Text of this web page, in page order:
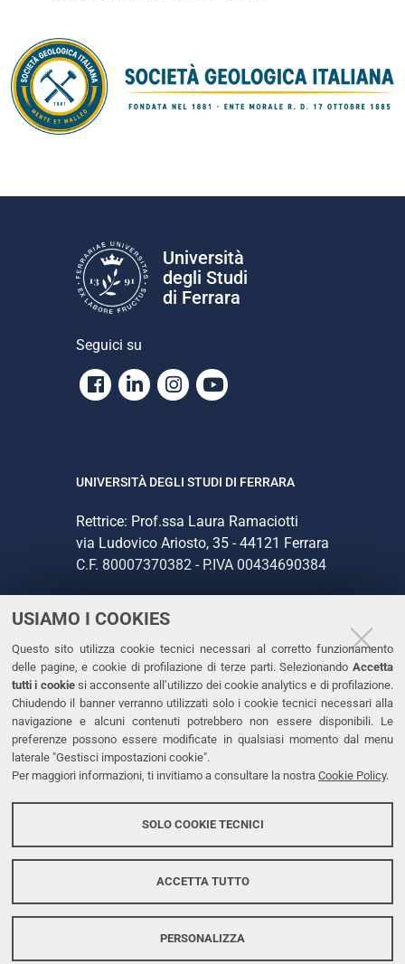
USIAMO I COOKIES
Questo sito utilizza cookie tecnici necessari al corretto funzionamento
delle pagine, e cookie di profilazione di terze parti. Selezionando Accetta
tutti i cookiesi acconsente all’utilizzo dei cookie analytics e di profilazione.
Chiudendo il banner verranno utilizzati solo i cookie tecnici necessari alla
navigazione e alcuni contenuti potrebbero non essere disponibili. Le
preferenze possono essere modificate in qualsiasi momento dal menu
laterale "Gestisci impostazioni cookie".
Per maggiori informazioni, ti invitiamo a consultare la nostra Cookie Policy.
SOLO COOKIE TECNICI
ACCETTA TUTTO
PERSONALIZZA
Università
degli Studi
di Ferrara
Seguici su
Facebook
LinkedinInstagram
Youtube
UNIVERSITÀ DEGLI STUDI DI FERRARA
Rettrice: Prof.ssa Laura Ramaciotti
via Ludovico Ariosto, 35 - 44121 Ferrara
C.F. 80007370382 - P.IVA 00434690384
CONTATTI
Tel. +39 0532 293111
Fax. +39 0532 293031
PEC
LINKS
Dichiarazione di accessibilità
Protezione dati personali